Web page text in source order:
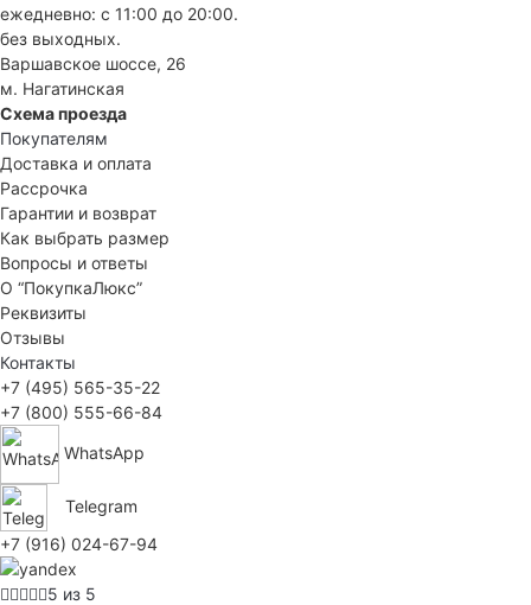
ежедневно: с 11:00 до 20:00.
без выходных.
Варшавское шоссе, 26
м. Нагатинская
Схема проезда
Покупателям
Доставка и оплата
Рассрочка
Гарантии и возврат
Как выбрать размер
Вопросы и ответы
О “ПокупкаЛюкс”
Реквизиты
Отзывы
Контакты
+7 (495) 565-35-22
+7 (800) 555-66-84
WhatsApp
Telegram
+7 (916) 024-67-94
5 из 5